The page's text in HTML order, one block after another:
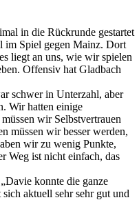
in die Rückrunde gestartet
im Spiel gegen Mainz. Dort
liegt an uns, wie wir spielen
Offensiv hat Gladbach
schwer in Unterzahl, aber
Wir hatten einige
wir Selbstvertrauen
müssen wir besser werden,
wir zu wenig Punkte,
Weg ist nicht einfach, das
„Davie konnte die ganze
aktuell sehr sehr gut und